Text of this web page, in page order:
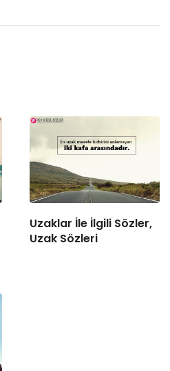
Uzaklar İle İlgili Sözler,
Uzak Sözleri